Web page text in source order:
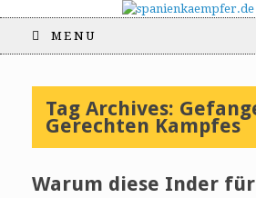
MENU
Tag Archives:
Gerechten Kampfes
Warum diese Inder